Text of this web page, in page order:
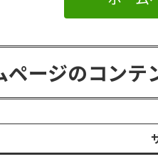
ページのコンテ